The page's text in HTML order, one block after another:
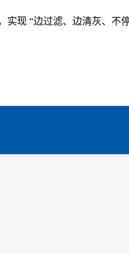
现 “边过滤、边清灰、不